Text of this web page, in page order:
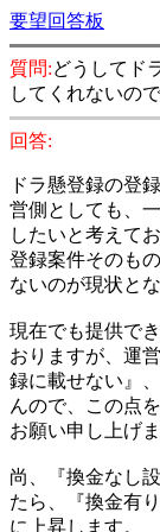
要望回答板
質問:どうしてド
してくれないの
回答:
ドラ懸登録の登
営側としても、
したいと考えて
登録案件そのも
ないのが現状とな
現在でも提供で
おりますが、運
録に載せない』
んので、この点
お願い申し上げま
尚、『換金なし
たら、『換金有
に上昇します。